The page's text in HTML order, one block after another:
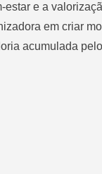
estar e a
em criar
acumulada